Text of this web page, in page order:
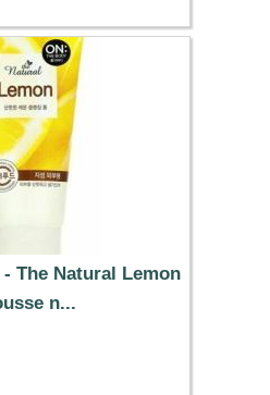
- The Natural Lemon
n...